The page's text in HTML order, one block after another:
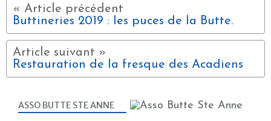
Buttineries 2019 : les puces de la Butte.
Restauration de la fresque des Acadiens
ASSO BUTTE STE ANNE